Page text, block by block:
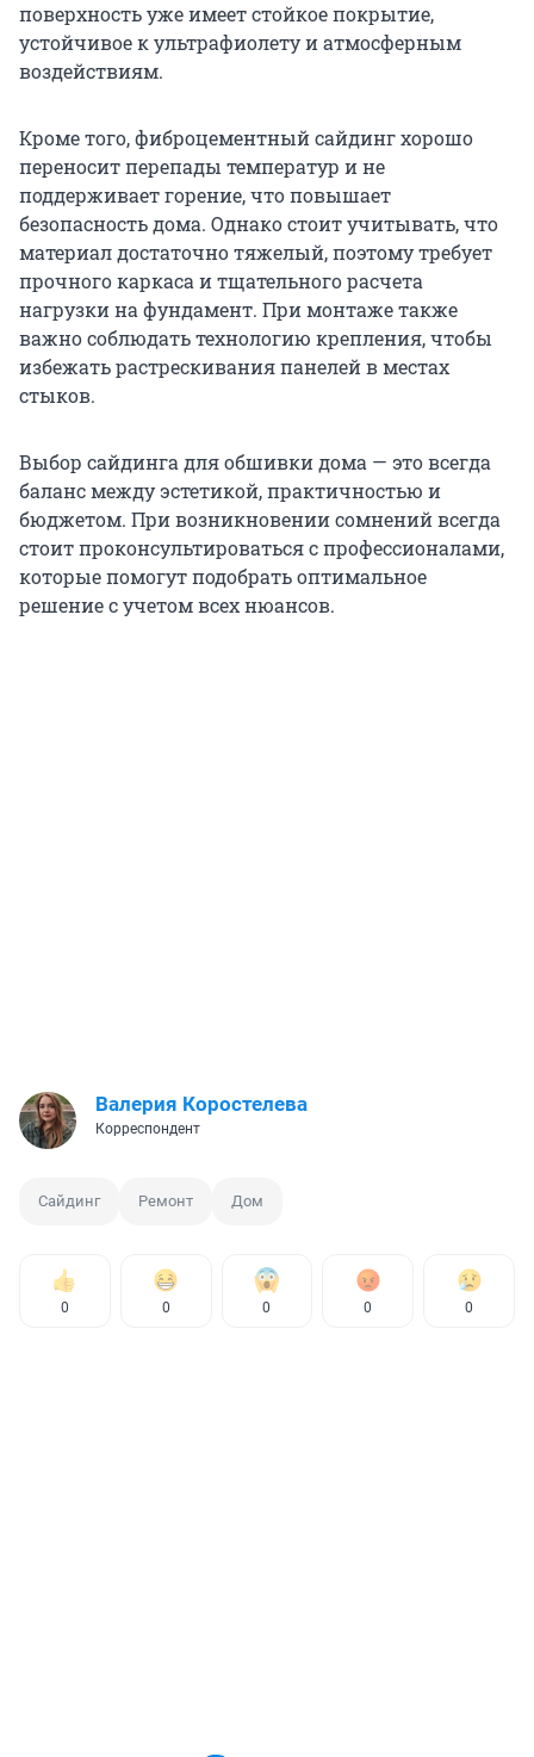
поверхность уже имеет стойкое покрытие,
устойчивое к ультрафиолету и атмосферным
воздействиям.
Кроме того, фиброцементный сайдинг хорошо
переносит перепады температур и не
поддерживает горение, что повышает
безопасность дома. Однако стоит учитывать, что
материал достаточно тяжелый, поэтому требует
прочного каркаса и тщательного расчета
нагрузки на фундамент. При монтаже также
важно соблюдать технологию крепления, чтобы
избежать растрескивания панелей в местах
стыков.
Выбор сайдинга для обшивки дома — это всегда
баланс между эстетикой, практичностью и
бюджетом. При возникновении сомнений всегда
стоит проконсультироваться с профессионалами,
которые помогут подобрать оптимальное
решение с учетом всех нюансов.
Валерия Коростелева
Корреспондент
Сайдинг Ремонт Дом
0 0 0 0 0